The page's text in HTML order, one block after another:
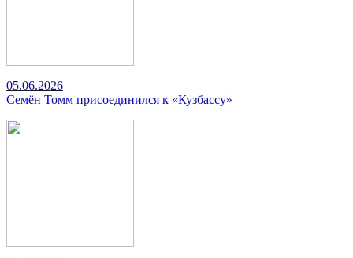
05.06.2026
Семён Томм присоединился к «Кузбассу»